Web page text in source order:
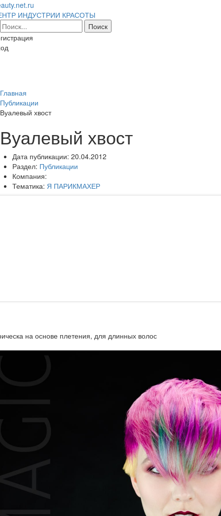
ИНДУСТРИИ КРАСОТЫ
Главная
Публикации
Вуалевый хвост
Вуалевый хвост
Дата публикации: 20.04.2012
Раздел: Публикации
Компания:
Тематика: Я ПАРИКМАХЕР
на основе плетения, для длинных волос